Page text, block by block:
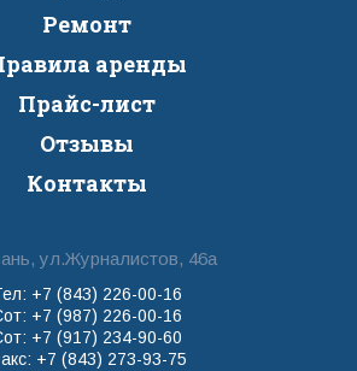
Ремонт
аренды
Прайс-лист
Отзывы
Контакты
ул.Журналистов, 46а
+7 (843) 226-00-16
+7 (987) 226-00-16
+7 (917) 234-90-60
+7 (843) 273-93-75